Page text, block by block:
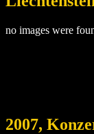
no images were
2007,